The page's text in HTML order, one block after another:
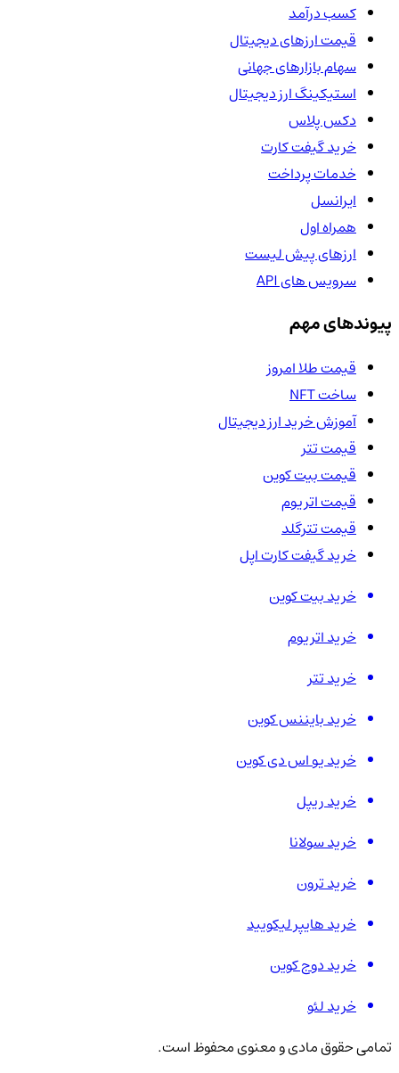
کسب درآمد
قیمت ارزهای دیجیتال
سهام بازارهای جهانی
استیکینگ ارز دیجیتال
دکس پلاس
خرید گیفت کارت
خدمات پرداخت
ایرانسل
همراه اول
ارزهای پیش لیست
سرویس های API
پیوندهای مهم
قیمت طلا امروز
ساخت NFT
آموزش خرید ارز دیجیتال
قیمت تتر
قیمت بیت کوین
قیمت اتریوم
قیمت تترگلد
خرید گیفت کارت اپل
خرید بیت کوین
خرید اتریوم
خرید تتر
خرید بایننس کوین
خرید یو اس دی کوین
خرید ریپل
خرید سولانا
خرید ترون
خرید هایپر لیکویید
خرید دوج کوین
خرید لئو
تمامی حقوق مادی و معنوی محفوظ است.